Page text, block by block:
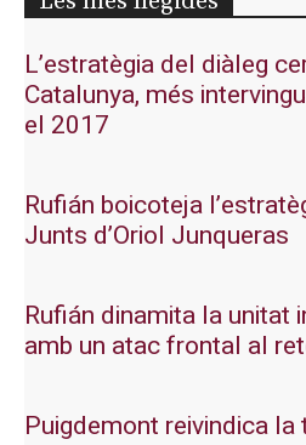
L’estratègia del diàleg
Catalunya, més
el 2017
Rufián boicoteja
Junts d’Oriol Junqueras
Rufián dinamita la unitat
amb un atac frontal al
Puigdemont reivindica